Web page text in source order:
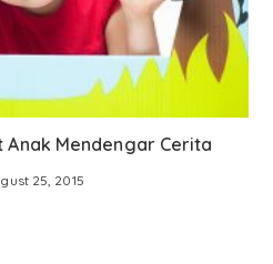
Anak Mendengar Cerita
25, 2015